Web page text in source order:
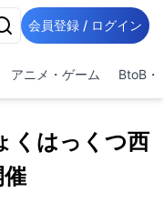
会員登録 / ログイン
アニメ・ゲーム BtoB・
くはっくつ西